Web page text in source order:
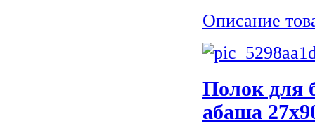
Описание
Полок для
абаша